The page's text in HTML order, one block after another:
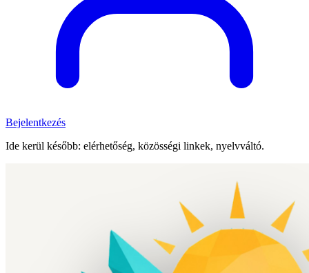
Bejelentkezés
Ide kerül később: elérhetőség, közösségi linkek, nyelvváltó.